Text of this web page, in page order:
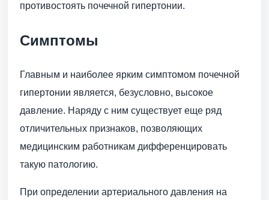
противостоять почечной гипертонии.
Симптомы
Главным и наиболее ярким симптомом почечной
гипертонии является, безусловно, высокое
давление. Наряду с ним существует еще ряд
отличительных признаков, позволяющих
медицинским работникам дифференцировать
такую патологию.
При определении артериального давления на